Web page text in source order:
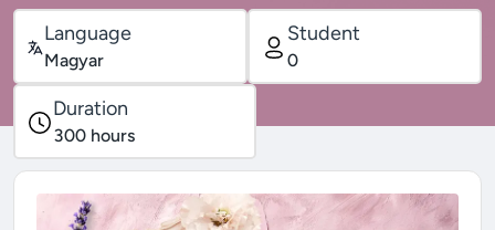
Language
Magyar
Student
0
Duration
300 hours